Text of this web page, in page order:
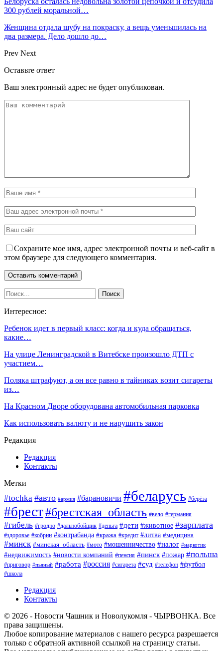
300 рублей моральной…
Женщина отдала шубу на покраску, а вещь уменьшилась на
два размера. Дело дошло до…
Prev Next
Оставьте ответ
Ваш электронный адрес не будет опубликован.
Сохраните мое имя, адрес электронной почты и веб-сайт в
этом браузере для следующего комментария.
Интересное:
Ребенок идет в первый класс: когда и куда обращаться,
какие…
На улице Ленинградской в Витебске произошло ДТП с
участием…
Поляка штрафуют, а он все равно в тайниках возит сигареты
из…
На Красном Дворе оборудована автомобильная парковка
Как использовать валюту и не нарушить закон
Редакция
Редакция
Контакты
Метки
#tochka #авто #армия #барановичи #беларусь #берёза
#брест#брестская_область #вело #германия
#гибель #гродно #дальнобойщик #деньга #дети #животное #зарплата
#здоровье #кобрин #контрабанда #кража #кредит #литва #медицина
#минск #минская_область #мото #мошенничество #налог #наркотик
#недвижимость #новости компаний #пенсия #пинск #пожар #польша
#приговор #пьяный #работа #россия #сигарета #суд #телефон #футбол
#школа
Редакция
Контакты
© 2026 - Новости Чашник и Новолукомля - ЧЫРВОНКА. Все
права защищены.
Любое копирование материалов с нашего ресурса разрешается
только с обратной активной ссылкой на страницу статьи.